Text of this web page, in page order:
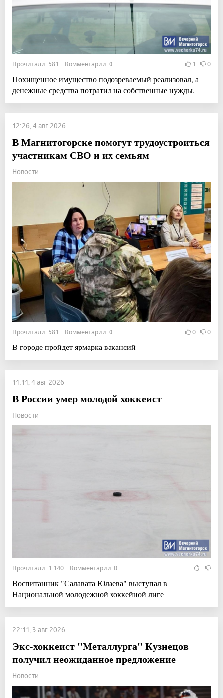
Прочитали: 581 Комментарии: 0 1 0
Похищенное имущество подозреваемый реализовал, а
денежные средства потратил на собственные нужды.
12:26, 4 авг 2026
В Магнитогорске помогут трудоустроиться
участникам СВО и их семьям
Новости
Прочитали: 581 Комментарии: 0 0 0
В городе пройдет ярмарка вакансий
11:11, 4 авг 2026
В России умер молодой хоккеист
Новости
Прочитали: 1 140 Комментарии: 0
Воспитанник "Салавата Юлаева" выступал в
Национальной молодежной хоккейной лиге
22:11, 3 авг 2026
Экс-хоккеист "Металлурга" Кузнецов
получил неожиданное предложение
Новости